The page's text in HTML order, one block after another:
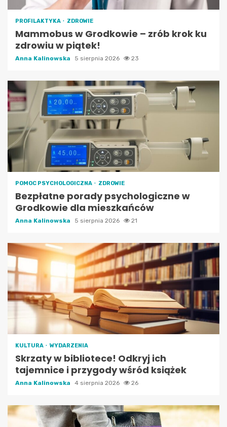
PROFILAKTYKA ZDROWIE
Mammobus w Grodkowie – zrób krok ku
zdrowiu w piątek!
Anna Kalinowska 5 sierpnia 2026 23
POMOC PSYCHOLOGICZNA ZDROWIE
Bezpłatne porady psychologiczne w
Grodkowie dla mieszkańców
Anna Kalinowska 5 sierpnia 2026 21
KULTURA WYDARZENIA
Skrzaty w bibliotece! Odkryj ich
tajemnice i przygody wśród książek
Anna Kalinowska 4 sierpnia 2026 26